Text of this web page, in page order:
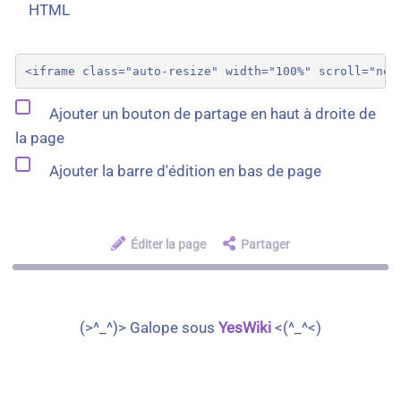
HTML
Ajouter un bouton de partage en haut à droite de
la page
Ajouter la barre d'édition en bas de page
Éditer la page Partager
(>^_^)> Galope sous YesWiki <(^_^<)